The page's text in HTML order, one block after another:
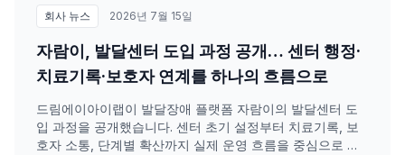
회사 뉴스 2026년 7월 15일
자람이, 발달센터 도입 과정 공개… 센터 행정·
치료기록·보호자 연계를 하나의 흐름으로
드림에이아이랩이 발달장애 플랫폼 자람이의 발달센터 도
입 과정을 공개했습니다. 센터 초기 설정부터 치료기록, 보
호자 소통, 단계별 확산까지 실제 운영 흐름을 중심으로 설